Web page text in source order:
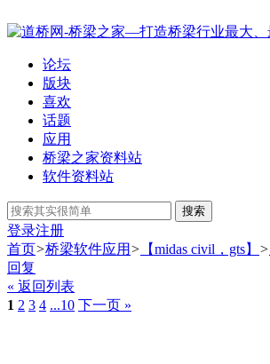
论坛
版块
喜欢
话题
应用
桥梁之家资料站
软件资料站
搜索
登录注册
首页>桥梁软件应用 > 【midas civil，gts】 >
回复
« 返回列表
1 2 3 4 ...10 下一页 »